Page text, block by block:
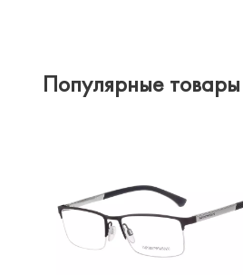
Популярные товары